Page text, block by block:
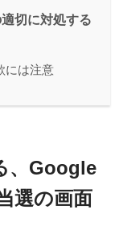
切に対処する
には注意
、Google
選の画面